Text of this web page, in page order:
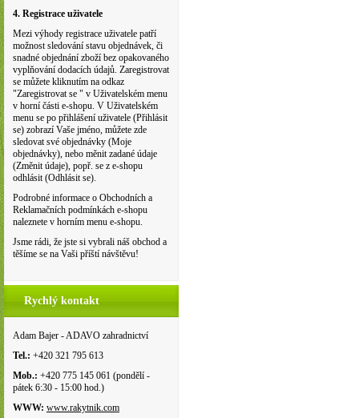
4. Registrace uživatele
Mezi výhody registrace uživatele patří
možnost sledování stavu objednávek, či
snadné objednání zboží bez opakovaného
vyplňování dodacích údajů. Zaregistrovat
se můžete kliknutím na odkaz
"Zaregistrovat se " v Uživatelském menu
v horní části e-shopu. V Uživatelském
menu se po přihlášení uživatele (Přihlásit
se) zobrazí Vaše jméno, můžete zde
sledovat své objednávky (Moje
objednávky), nebo měnit zadané údaje
(Změnit údaje), popř. se z e-shopu
odhlásit (Odhlásit se).
Podrobné informace o Obchodních a
Reklamačních podmínkách e-shopu
naleznete v horním menu e-shopu.
Jsme rádi, že jste si vybrali náš obchod a
těšíme se na Vaši příští návštěvu!
Rychlý kontakt
Adam Bajer - ADAVO zahradnictví
Tel.: +420 321 795 613
Mob.: +420 775 145 061 (pondělí -
pátek 6:30 - 15:00 hod.)
WWW: www.rakytnik.com